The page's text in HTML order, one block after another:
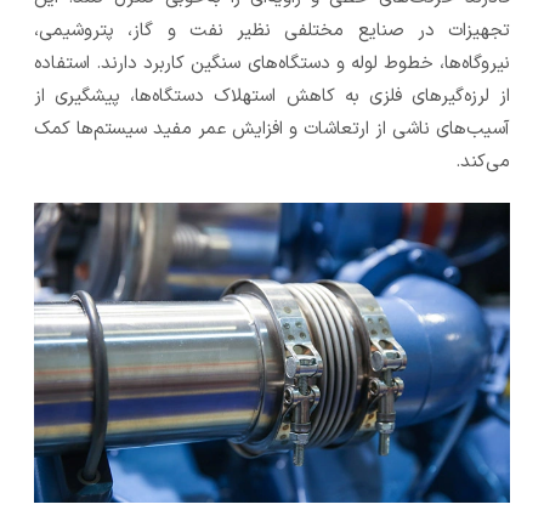
تجهیزات در صنایع مختلفی نظیر نفت و گاز، پتروشیمی،
نیروگاه‌ها، خطوط لوله و دستگاه‌های سنگین کاربرد دارند. استفاده
از لرزه‌گیرهای فلزی به کاهش استهلاک دستگاه‌ها، پیشگیری از
آسیب‌های ناشی از ارتعاشات و افزایش عمر مفید سیستم‌ها کمک
می‌کند.